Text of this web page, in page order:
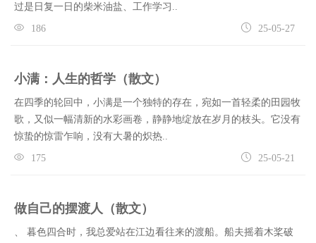
过是日复一日的柴米油盐、工作学习..
186 25-05-27
小满：人生的哲学（散文）
在四季的轮回中，小满是一个独特的存在，宛如一首轻柔的田园牧
歌，又似一幅清新的水彩画卷，静静地绽放在岁月的枝头。它没有
惊蛰的惊雷乍响，没有大暑的炽热..
175 25-05-21
做自己的摆渡人（散文）
、 暮色四合时，我总爱站在江边看往来的渡船。船夫摇着木桨破